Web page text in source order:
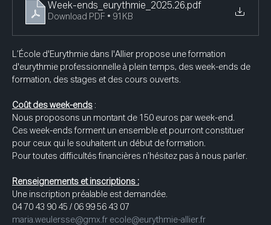
Week-ends_eurythmie_2025.26.pdf
Download PDF • 91KB
L’École d'Eurythmie dans l'Allier propose une formation
d'eurythmie professionnelle à plein temps, des week-ends de
formation, des stages et des cours ouverts.
Coût des week-ends :
Nous proposons un montant de 150 euros par week-end.
Ces week-ends forment un ensemble et pourront constituer
pour ceux qui le souhaitent un début de formation.
Pour toutes difficultés financières n’hésitez pas à nous parler.
Renseignements et inscriptions :
Une inscription préalable est demandée.
04 70 43 90 45 / 06 99 56 43 07
maria.weulersse@gmx.fr ecole@eurythmie-allier.fr